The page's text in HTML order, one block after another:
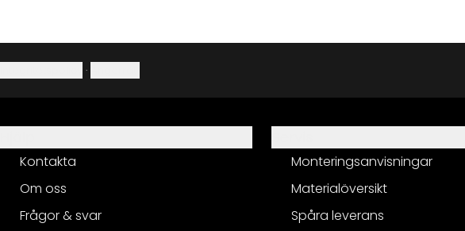
·
Kontakta
Om oss
Frågor & svar
Monteringsanvisningar
Materialöversikt
Spåra leverans